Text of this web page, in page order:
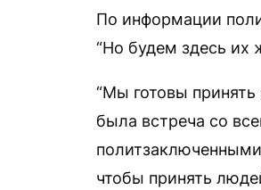
По информации
“Но будем здесь их
“Мы готовы
была встреча со
чтобы принять